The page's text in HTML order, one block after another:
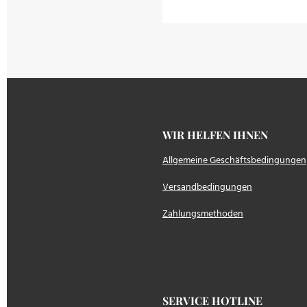
WIR HELFEN
Allgemeine Geschäftsbedingungen
Versandbedingungen
Zahlungsmethoden
SERVICE HOTLINE